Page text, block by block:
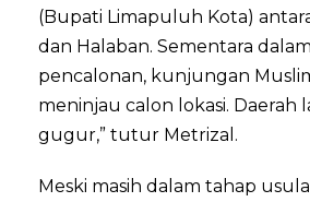
(Bupati Limapuluh Kota)
dan Halaban. Sementara
pencalonan, kunjungan
meninjau calon lokasi. Daerah
gugur,” tutur Metrizal.
Meski masih dalam tahap